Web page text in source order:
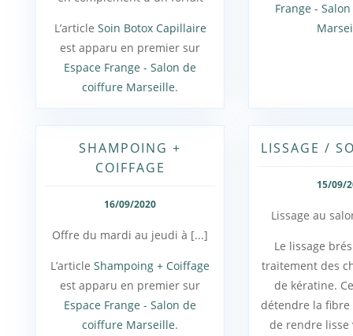
L’article Soin Botox Capillaire
est apparu en premier sur
Espace Frange - Salon de
coiffure Marseille.
Frange -
SHAMPOING +
COIFFAGE
16/09/2020
Offre du mardi au jeudi à [...]
L’article Shampoing + Coiffage
est apparu en premier sur
Espace Frange - Salon de
coiffure Marseille.
LISSAGE /
15/09/
Lissage au
Le lissage
traitement des
de kératine.
détendre la
de rendre lisse